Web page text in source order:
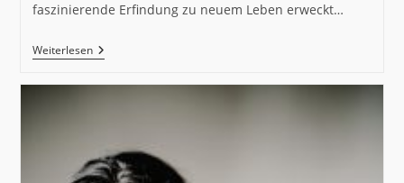
faszinierende Erfindung zu neuem Leben erweckt…
WeiterlesenDer
Zauber